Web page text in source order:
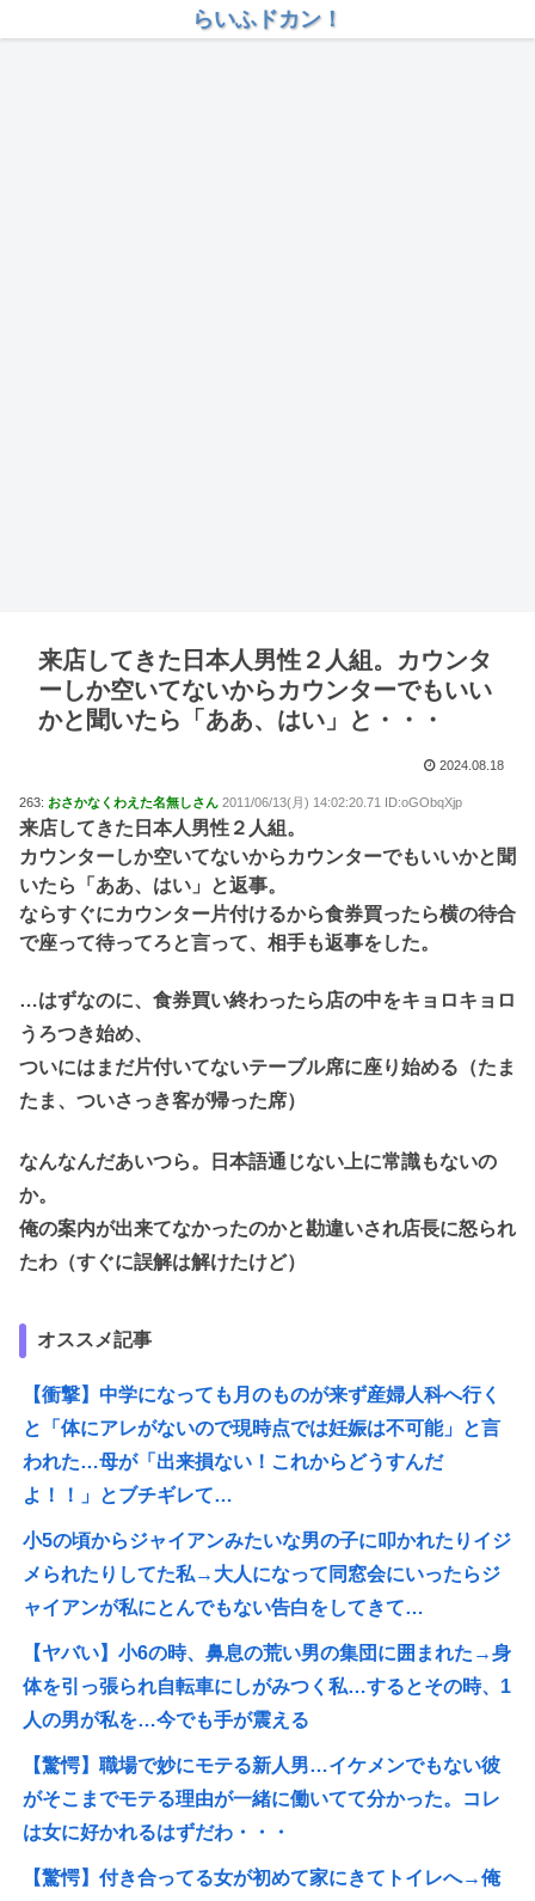
らいふドカン！
来店してきた日本人男性２人組。カウンタ
ーしか空いてないからカウンターでもいい
かと聞いたら「ああ、はい」と・・・
2024.08.18
263: おさかなくわえた名無しさん 2011/06/13(月) 14:02:20.71 ID:oGObqXjp
来店してきた日本人男性２人組。
カウンターしか空いてないからカウンターでもいいかと聞
いたら「ああ、はい」と返事。
ならすぐにカウンター片付けるから食券買ったら横の待合
で座って待ってろと言って、相手も返事をした。
…はずなのに、食券買い終わったら店の中をキョロキョロ
うろつき始め、
ついにはまだ片付いてないテーブル席に座り始める（たま
たま、ついさっき客が帰った席）
なんなんだあいつら。日本語通じない上に常識もないの
か。
俺の案内が出来てなかったのかと勘違いされ店長に怒られ
たわ（すぐに誤解は解けたけど）
オススメ記事
【衝撃】中学になっても月のものが来ず産婦人科へ行く
と「体にアレがないので現時点では妊娠は不可能」と言
われた…母が「出来損ない！これからどうすんだ
よ！！」とブチギレて…
小5の頃からジャイアンみたいな男の子に叩かれたりイジ
メられたりしてた私→大人になって同窓会にいったらジ
ャイアンが私にとんでもない告白をしてきて…
【ヤバい】小6の時、鼻息の荒い男の集団に囲まれた→身
体を引っ張られ自転車にしがみつく私…するとその時、1
人の男が私を…今でも手が震える
【驚愕】職場で妙にモテる新人男…イケメンでもない彼
がそこまでモテる理由が一緒に働いてて分かった。コレ
は女に好かれるはずだわ・・・
【驚愕】付き合ってる女が初めて家にきてトイレへ→俺